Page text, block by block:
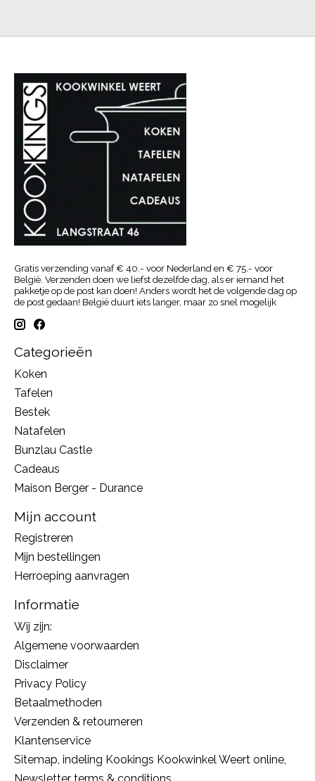
Gratis verzending vanaf € 40.- voor Nederland en € 75.- voor
België. Verzenden doen we liefst dezelfde dag, als er iemand het
pakketje op de post kan doen! Anders wordt het de volgende dag op
de post gedaan! België duurt iets langer, maar zo snel mogelijk
Categorieën
Koken
Tafelen
Bestek
Natafelen
Bunzlau Castle
Cadeaus
Maison Berger - Durance
Mijn account
Registreren
Mijn bestellingen
Herroeping aanvragen
Informatie
Wij zijn:
Algemene voorwaarden
Disclaimer
Privacy Policy
Betaalmethoden
Verzenden & retourneren
Klantenservice
Sitemap, indeling Kookings Kookwinkel Weert online,